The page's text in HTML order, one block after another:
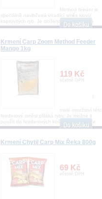
Method feeder je
speciálně navlhčená vnadící směs klovu
kaprovitých ryb. Je složena zširokého spe
Krmení Carp Zoom Method Feeder
Mango 1kg
119 Kč
včetně DPH
I
malé množství této
feederové směsi přiláká ryby. Je možné ji
použít do feederových košíků, method fee
Krmení Chytil Carp Mix Řeka 800g
69 Kč
včetně DPH